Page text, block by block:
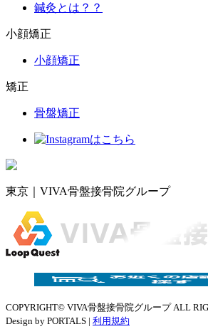
鍼灸とは？？
小顔矯正
小顔矯正
矯正
骨盤矯正
東京｜VIVA骨盤接骨院グループ
COPYRIGHT© VIVA骨盤接骨院グループ ALL
Design by PORTALS | 利用規約